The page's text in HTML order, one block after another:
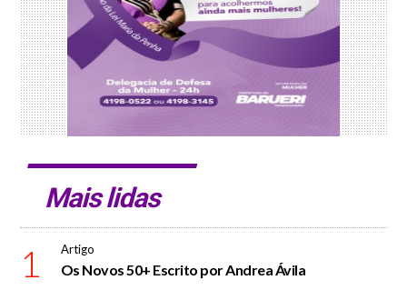
Mais lidas
1 Artigo
Os Novos 50+ Escrito por Andrea Ávila